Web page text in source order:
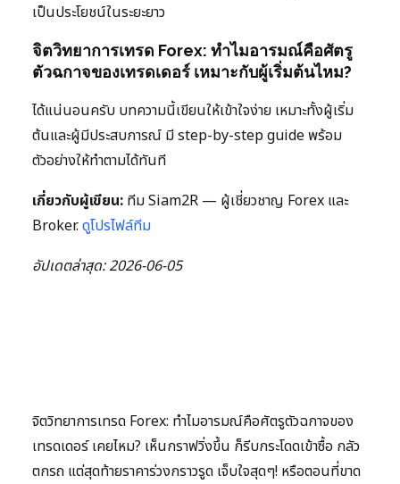
เป็นประโยชน์ในระยะยาว
จิตวิทยาการเทรด Forex: ทำไมอารมณ์คือศัตรู
ตัวฉกาจของเทรดเดอร์ เหมาะกับผู้เริ่มต้นไหม?
ได้แน่นอนครับ บทความนี้เขียนให้เข้าใจง่าย เหมาะทั้งผู้เริ่ม
ต้นและผู้มีประสบการณ์ มี step-by-step guide พร้อม
ตัวอย่างให้ทำตามได้ทันที
เกี่ยวกับผู้เขียน: ทีม Siam2R — ผู้เชี่ยวชาญ Forex และ
Broker.ดูโปรไฟล์ทีม
อัปเดตล่าสุด: 2026-06-05
จิตวิทยาการเทรด Forex: ทำไมอารมณ์คือศัตรูตัวฉกาจของ
เทรดเดอร์ เคยไหม? เห็นกราฟวิ่งขึ้น ก็รีบกระโดดเข้าซื้อ กลัว
ตกรถ แต่สุดท้ายราคาร่วงกราวรูด เจ็บใจสุดๆ! หรือตอนที่ขาด